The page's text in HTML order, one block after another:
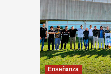
Enseñanza